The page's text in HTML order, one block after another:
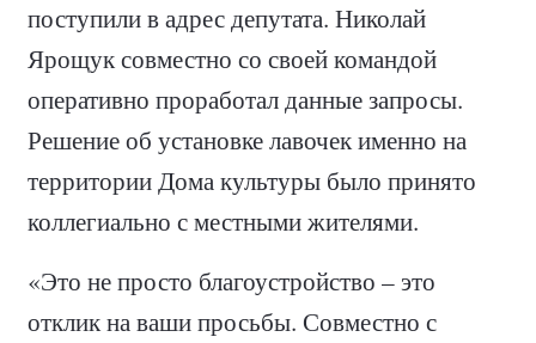
поступили в адрес депутата. Николай
Ярощук совместно со своей командой
оперативно проработал данные запросы.
Решение об установке лавочек именно на
территории Дома культуры было принято
коллегиально с местными жителями.
«Это не просто благоустройство – это
отклик на ваши просьбы. Совместно с